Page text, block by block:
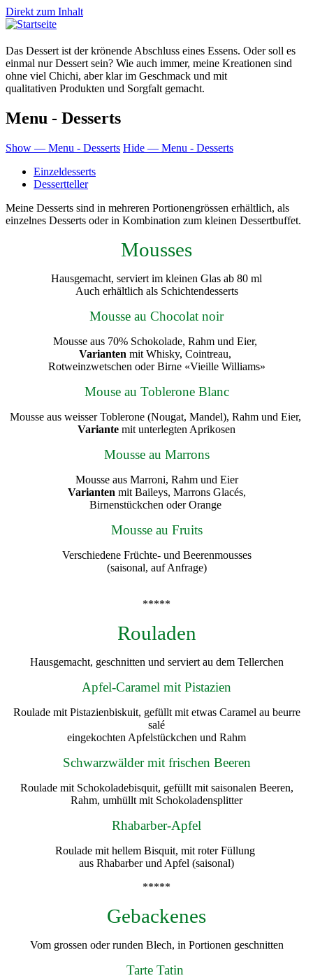
Direkt zum Inhalt
Das Dessert ist der krönende Abschluss eines Essens. Oder soll es
einmal nur Dessert sein? Wie auch immer, meine Kreationen sind
ohne viel Chichi, aber klar im Geschmack und mit
qualitativen Produkten und Sorgfalt gemacht.
Menu - Desserts
Show — Menu - Desserts Hide — Menu - Desserts
Einzeldesserts
Dessertteller
Meine Desserts sind in mehreren Portionengrössen erhältlich, als
einzelnes Desserts oder in Kombination zum kleinen Dessertbuffet.
Mousses
Hausgemacht, serviert im kleinen Glas ab 80 ml
Auch erhältlich als Schichtendesserts
Mousse au Chocolat noir
Mousse aus 70% Schokolade, Rahm und Eier,
Varianten mit Whisky, Cointreau,
Rotweinzwetschen oder Birne «Vieille Williams»
Mouse au Toblerone Blanc
Mousse aus weisser Toblerone (Nougat, Mandel), Rahm und Eier,
Variante mit unterlegten Aprikosen
Mousse au Marrons
Mousse aus Marroni, Rahm und Eier
Varianten mit Baileys, Marrons Glacés,
Birnenstückchen oder Orange
Mousse au Fruits
Verschiedene Früchte- und Beerenmousses
(saisonal, auf Anfrage)
*****
Rouladen
Hausgemacht, geschnitten und serviert au dem Tellerchen
Apfel-Caramel mit Pistazien
Roulade mit Pistazienbiskuit, gefüllt mit etwas Caramel au beurre
salé
eingekochten Apfelstückchen und Rahm
Schwarzwälder mit frischen Beeren
Roulade mit Schokoladebisquit, gefüllt mit saisonalen Beeren,
Rahm, umhüllt mit Schokoladensplitter
Rhabarber-Apfel
Roulade mit hellem Bisquit, mit roter Füllung
aus Rhabarber und Apfel (saisonal)
*****
Gebackenes
Vom grossen oder runden Blech, in Portionen geschnitten
Tarte Tatin